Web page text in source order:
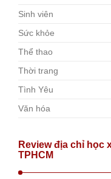
Sinh viên
Sức khỏe
Thể thao
Thời trang
Tình Yêu
Văn hóa
Review địa chỉ học
TPHCM